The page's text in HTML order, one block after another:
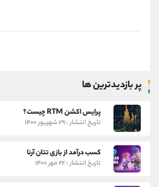
پر بازدیدترین ها
پرایس اکشن RTM چیست؟
تاریخ انتشار : ۲۹ شهریور ۱۴۰۰
کسب درآمد از بازی تتان آرنا
تاریخ انتشار : ۲۲ مهر ۱۴۰۰